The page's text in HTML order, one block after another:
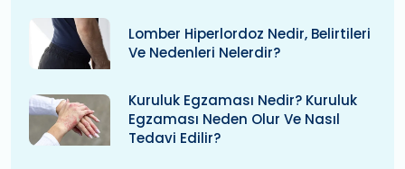
Lomber Hiperlordoz Nedir, Belirtileri
Ve Nedenleri Nelerdir?
Kuruluk Egzaması Nedir? Kuruluk
Egzaması Neden Olur Ve Nasıl
Tedavi Edilir?